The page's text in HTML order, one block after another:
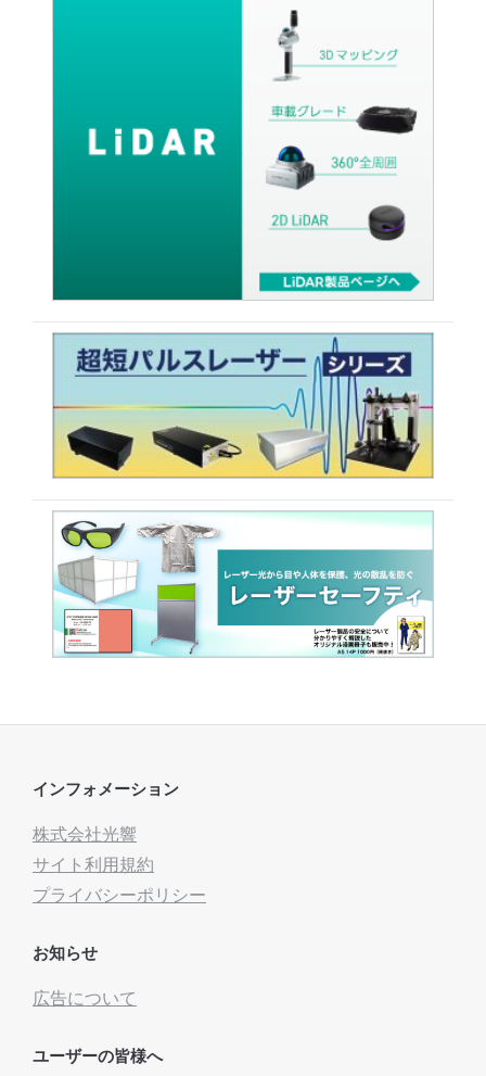
インフォメーション
株式会社光響
サイト利用規約
プライバシーポリシー
お知らせ
広告について
ユーザーの皆様へ